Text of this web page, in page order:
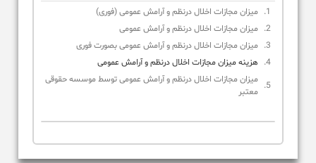
میزان مجازات اخلال درنظم و آرامش عمومی (فوری)
میزان مجازات اخلال درنظم و آرامش عمومی
میزان مجازات اخلال درنظم و آرامش عمومی بصورت فوری
هزینه میزان مجازات اخلال درنظم و آرامش عمومی
میزان مجازات اخلال درنظم و آرامش عمومی توسط موسسه حقوقی
معتبر